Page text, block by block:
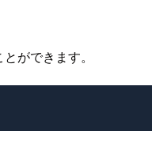
ができます。